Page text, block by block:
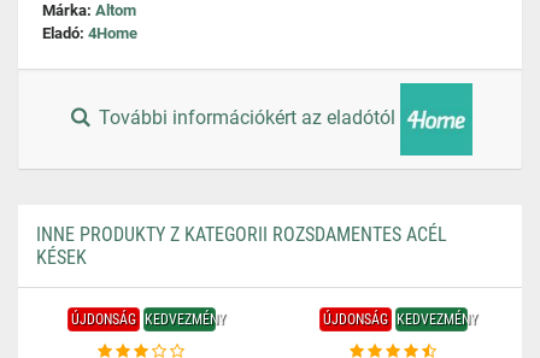
Márka: Altom
Eladó: 4Home
További információkért az eladótól
INNE PRODUKTY Z KATEGORII ROZSDAMENTES ACÉL
KÉSEK
ÚJDONSÁG KEDVEZMÉNY ÚJDONSÁG KEDVEZMÉNY